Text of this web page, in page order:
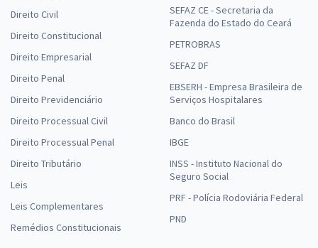
Direito Civil
Direito Constitucional
Direito Empresarial
Direito Penal
Direito Previdenciário
Direito Processual Civil
Direito Processual Penal
Direito Tributário
Leis
Leis Complementares
Remédios Constitucionais
SEFAZ CE - Secretaria da
Fazenda do Estado do Ceará
PETROBRAS
SEFAZ DF
EBSERH - Empresa Brasileira de
Serviços Hospitalares
Banco do Brasil
IBGE
INSS - Instituto Nacional do
Seguro Social
PRF - Polícia Rodoviária Federal
PND